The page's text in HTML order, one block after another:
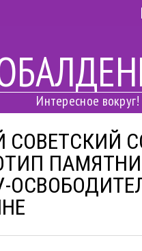
Интересное вокруг!
СОВЕТСКИЙ